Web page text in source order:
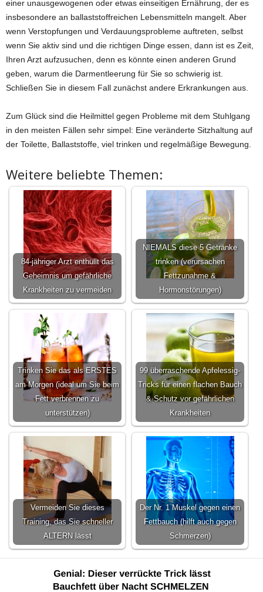
einer unausgewogenen oder etwas einseitigen Ernährung, der es
insbesondere an ballaststoffreichen Lebensmitteln mangelt. Aber
wenn Verstopfungen und Verdauungsprobleme auftreten, selbst
wenn Sie aktiv sind und die richtigen Dinge essen, dann ist es Zeit,
Ihren Arzt aufzusuchen, denn es könnte einen anderen Grund
geben, warum die Darmentleerung für Sie so schwierig ist.
Schließen Sie in diesem Fall zunächst andere Erkrankungen aus.
Zum Glück sind die Heilmittel gegen Probleme mit dem Stuhlgang
in den meisten Fällen sehr simpel: Eine veränderte Sitzhaltung auf
der Toilette, Ballaststoffe, viel trinken und regelmäßige Bewegung.
Weitere beliebte Themen:
84-jähriger Arzt enthüllt das
Geheimnis um gefährliche
Krankheiten zu vermeiden
NIEMALS diese 5 Getränke
trinken (verursachen
Fettzunahme &
Hormonstörungen)
Trinken Sie das als ERSTES
am Morgen (ideal um Sie beim
Fett verbrennen zu
unterstützen)
99 überraschende Apfelessig-
Tricks für einen flachen Bauch
& Schutz vor gefährlichen
Krankheiten
Vermeiden Sie dieses
Training, das Sie schneller
ALTERN lässt
Der Nr. 1 Muskel gegen einen
Fettbauch (hilft auch gegen
Schmerzen)